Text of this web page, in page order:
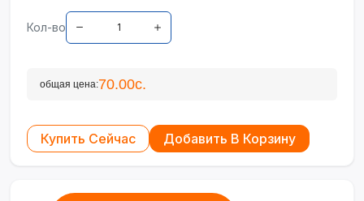
Кол-во
общая цена:70.00с.
Купить Сейчас Добавить В Корзину